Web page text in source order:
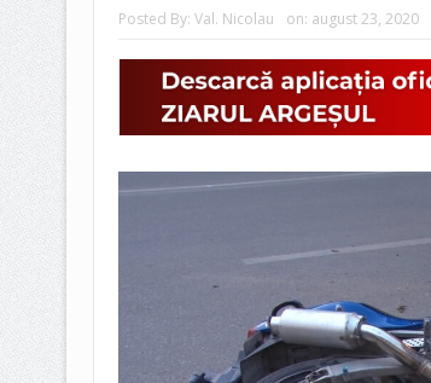
Posted By: Val. Nicolau on: august 23, 2020